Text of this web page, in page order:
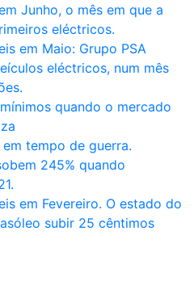
Junho, o mês em que a
eléctricos.
em Maio: Grupo PSA
eléctricos, num mês
quando o mercado
tempo de guerra.
245% quando
em Fevereiro. O estado do
subir 25 cêntimos